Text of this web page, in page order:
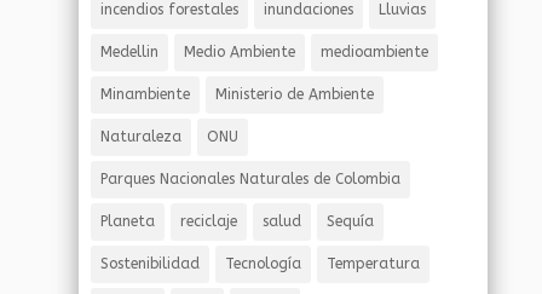
incendios forestales inundaciones Lluvias
Medellin Medio Ambiente medioambiente
Minambiente Ministerio de Ambiente
Naturaleza ONU
Parques Nacionales Naturales de Colombia
Planeta reciclaje salud Sequía
Sostenibilidad Tecnología Temperatura